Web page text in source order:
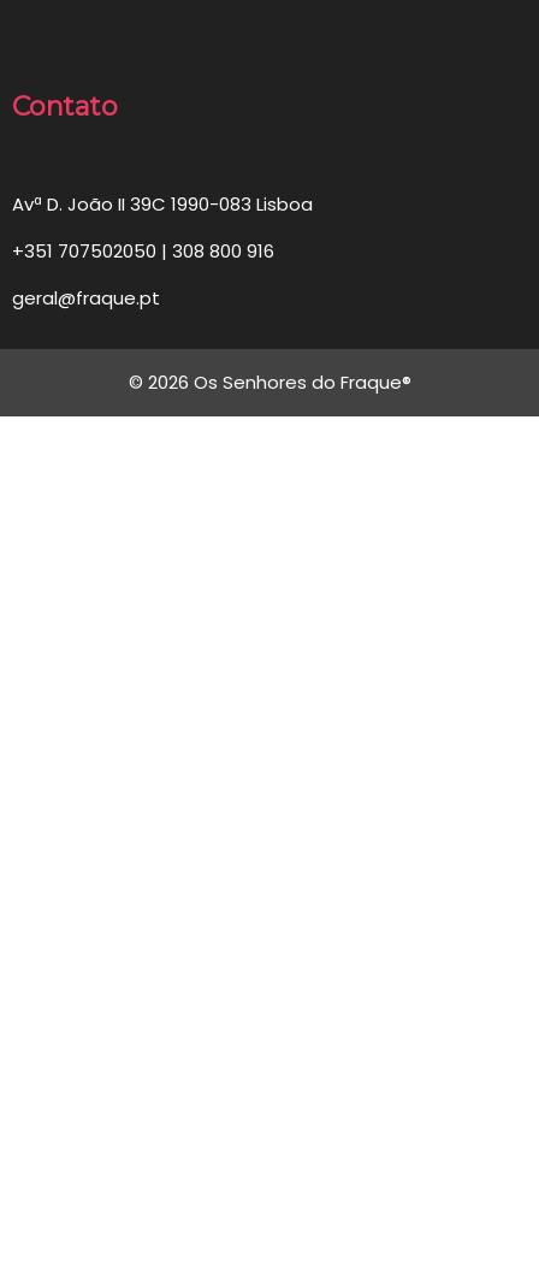
Contato
Avª D. João II 39C 1990-083 Lisboa
+351 707502050 | 308 800 916
geral@fraque.pt
© 2026 Os Senhores do Fraque®